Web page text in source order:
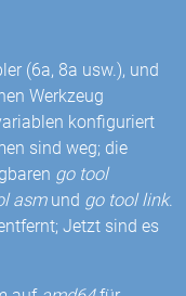
(6a, 8a usw.), und
Werkzeug
konfiguriert
sind weg; die
go tool
asmund go tool link.
Jetzt sind es